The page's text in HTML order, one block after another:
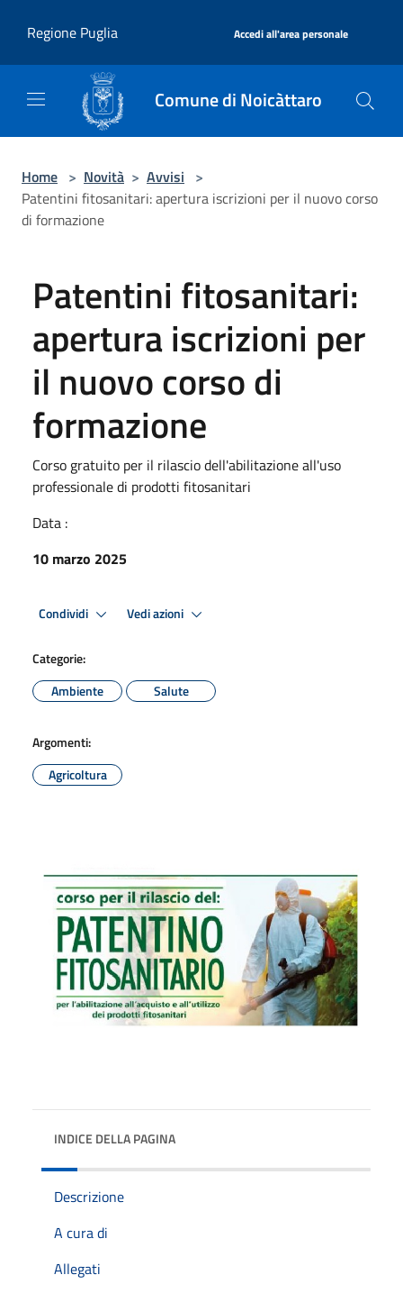
Regione Puglia
Accedi all'area personale
Comune di Noicàttaro
Home > Novità > Avvisi >
Patentini fitosanitari: apertura iscrizioni per il nuovo corso
di formazione
Patentini fitosanitari:
apertura iscrizioni per
il nuovo corso di
formazione
Corso gratuito per il rilascio dell'abilitazione all'uso
professionale di prodotti fitosanitari
Data :
10 marzo 2025
Condividi Vedi azioni
Categorie:
Ambiente
Salute
Argomenti:
Agricoltura
INDICE DELLA PAGINA
Descrizione
A cura di
Allegati